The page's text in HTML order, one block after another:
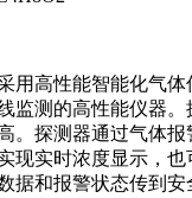
用高性能智能化气
监测的高性能仪器
。探测器通过气体
现实时浓度显示，
据和报警状态传到安